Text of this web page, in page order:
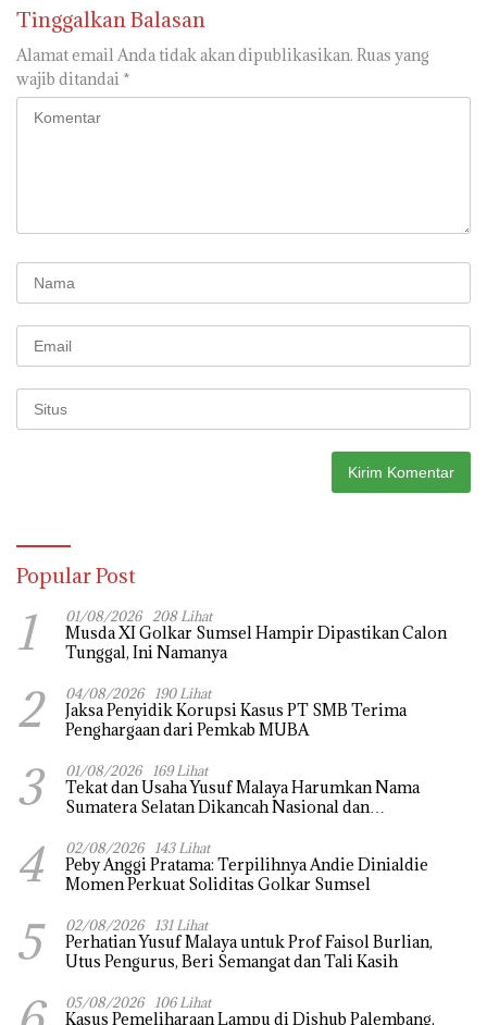
Tinggalkan Balasan
Alamat email Anda tidak akan dipublikasikan. Ruas yang
wajib ditandai *
Popular Post
1 01/08/2026 208 Lihat
Musda XI Golkar Sumsel Hampir Dipastikan Calon
Tunggal, Ini Namanya
2 04/08/2026 190 Lihat
Jaksa Penyidik Korupsi Kasus PT SMB Terima
Penghargaan dari Pemkab MUBA
3 01/08/2026 169 Lihat
Tekat dan Usaha Yusuf Malaya Harumkan Nama
Sumatera Selatan Dikancah Nasional dan
4 02/08/2026 143 Lihat
Peby Anggi Pratama: Terpilihnya Andie Dinialdie
Momen Perkuat Soliditas Golkar Sumsel
5 02/08/2026 131 Lihat
Perhatian Yusuf Malaya untuk Prof Faisol Burlian,
Utus Pengurus, Beri Semangat dan Tali Kasih
05/08/2026 106 Lihat
Kasus Pemeliharaan Lampu di Dishub Palembang,